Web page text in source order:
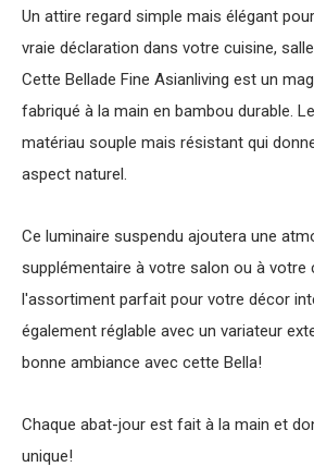
Un attire regard simple mais élégant
vraie déclaration dans votre cuisine,
Cette Bellade Fine Asianliving est un
fabriqué à la main en bambou durable.
matériau souple mais résistant qui
aspect naturel.
Ce luminaire suspendu ajoutera une
supplémentaire à votre salon ou à votre
l'assortiment parfait pour votre décor
également réglable avec un variateur
bonne ambiance avec cette Bella!
Chaque abat-jour est fait à la main et
unique!